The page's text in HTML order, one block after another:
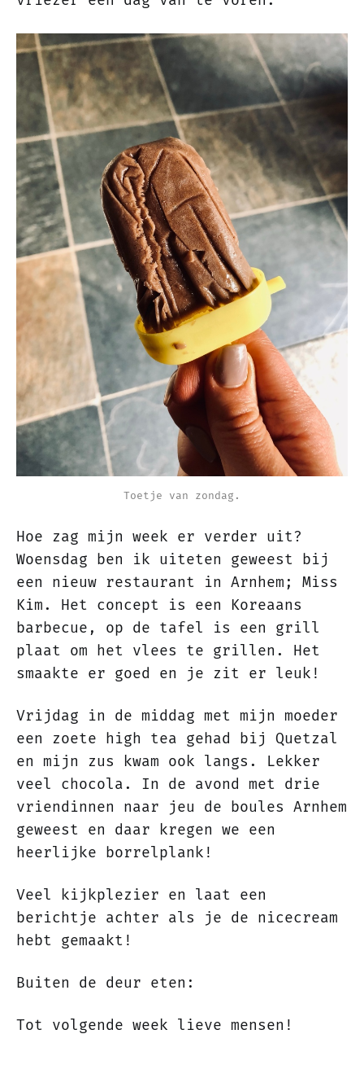
Toetje van zondag.
Hoe zag mijn week er verder uit?
Woensdag ben ik uiteten geweest bij
een nieuw restaurant in Arnhem; Miss
Kim. Het concept is een Koreaans
barbecue, op de tafel is een grill
plaat om het vlees te grillen. Het
smaakte er goed en je zit er leuk!
Vrijdag in de middag met mijn moeder
een zoete high tea gehad bij Quetzal
en mijn zus kwam ook langs. Lekker
veel chocola. In de avond met drie
vriendinnen naar jeu de boules Arnhem
geweest en daar kregen we een
heerlijke borrelplank!
Veel kijkplezier en laat een
berichtje achter als je de nicecream
hebt gemaakt!
Buiten de deur eten:
Tot volgende week lieve mensen!